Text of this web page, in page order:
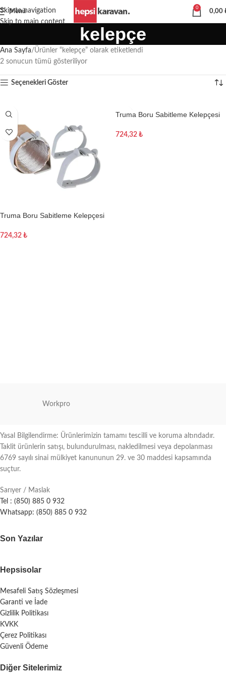
Skip to navigation
Skip to main content
Menü
0
0,00
kelepçe
Ana Sayfa Ürünler “kelepçe” olarak etiketlendi
2 sonucun tümü gösteriliyor
Seçenekleri Göster
Truma Boru Sabitleme Kelepçesi
724,32 ₺
Truma Boru Sabitleme Kelepçesi
724,32 ₺
Workpro
Yasal Bilgilendirme: Ürünlerimizin tamamı tescilli ve koruma altındadır.
Taklit ürünlerin satışı, bulundurulması, nakledilmesi veya depolanması
6769 sayılı sinai mülkiyet kanununun 29. ve 30 maddesi kapsamında
suçtur.
Sarıyer / Maslak
Tel : (850) 885 0 932
Whatsapp: (850) 885 0 932
Son Yazılar
Hepsisolar
Mesafeli Satış Sözleşmesi
Garanti ve İade
Gizlilik Politikası
KVKK
Çerez Politikası
Güvenli Ödeme
Diğer Sitelerimiz